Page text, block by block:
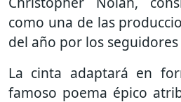
como una de las
del año por los
La cinta adaptará en
famoso poema épico